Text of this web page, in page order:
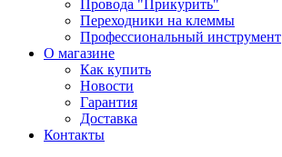
Провода "Прикурить"
Переходники на клеммы
Профессиональный инструмент
О магазине
Как купить
Новости
Гарантия
Доставка
Контакты